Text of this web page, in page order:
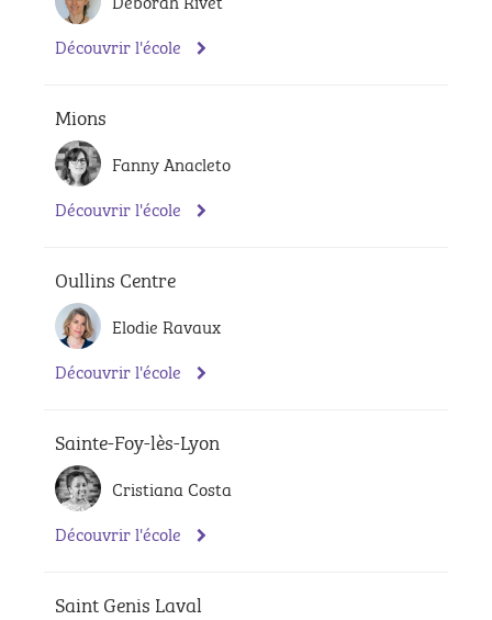
Découvrir l'école
Mions
Fanny Anacleto
Découvrir l'école
Oullins Centre
Elodie Ravaux
Découvrir l'école
Sainte-Foy-lès-Lyon
Cristiana Costa
Découvrir l'école
Saint Genis Laval